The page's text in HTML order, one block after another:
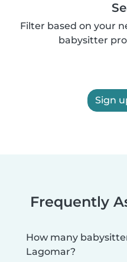
Filter based on your
babysitter
Sign
Frequently
How many
Lagomar?